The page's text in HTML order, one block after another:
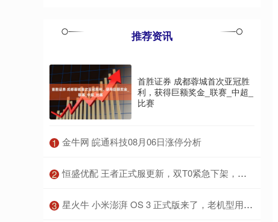
推荐资讯
首胜证券 成都蓉城首次亚冠胜
利，获得巨额奖金_联赛_中超_
比赛
1 ​金牛网 皖通科技08月06日涨停分析
2 ​恒盛优配 王者正式服更新，双T0紧急下架，李信兔限返场，限时点券登录送_戈娅_策划_活动
3 ​星火牛 小米澎湃 OS 3 正式版来了，老机型用户狂喜！